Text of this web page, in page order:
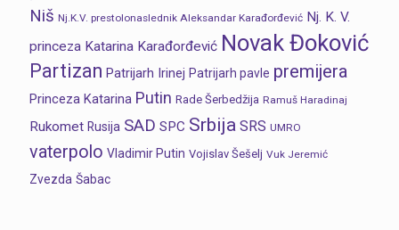
Niš Nj.K.V. prestolonaslednik Aleksandar Karađorđević Nj. K. V.
princeza Katarina Karađorđević Novak Đoković
Partizan Patrijarh Irinej Patrijarh pavle premijera
Princeza Katarina Putin Rade Šerbedžija Ramuš Haradinaj
Rukomet Rusija SAD SPC Srbija SRS UMRO
vaterpolo Vladimir Putin Vojislav Šešelj Vuk Jeremić
Zvezda Šabac